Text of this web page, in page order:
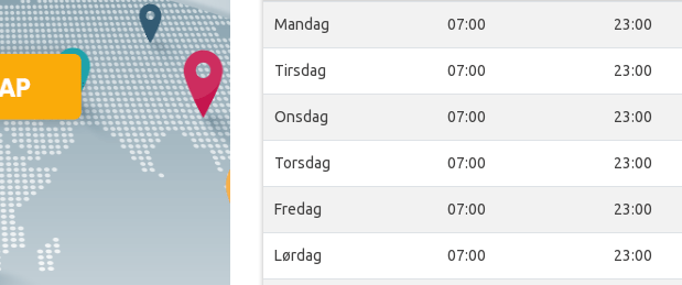
Mandag 07:00 23:00
Tirsdag 07:00 23:00
Onsdag 07:00 23:00
Torsdag 07:00 23:00
Fredag 07:00 23:00
Lørdag 07:00 23:00